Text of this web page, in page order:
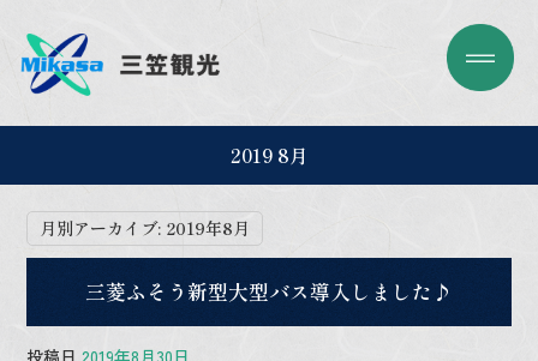
2019 8月
月別アーカイブ: 2019年8月
三菱ふそう新型大型バス導入しました♪